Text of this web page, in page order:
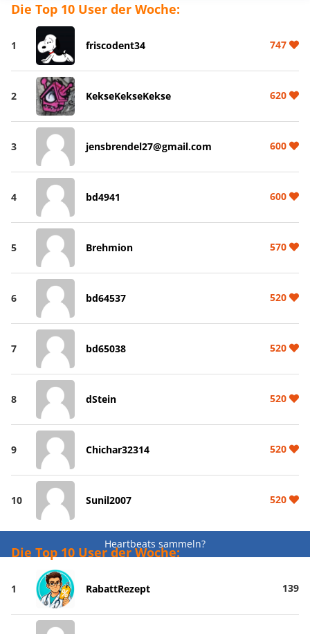
Die Top 10 User der Woche:
1 friscodent34 747
2 KekseKekseKekse 620
3 jensbrendel27@gmail.com 600
4 bd4941 600
5 Brehmion 570
6 bd64537 520
7 bd65038 520
8 dStein 520
9 Chichar32314 520
10 Sunil2007 520
Heartbeats sammeln?
Die Top 10 User der Woche:
1 RabattRezept 139